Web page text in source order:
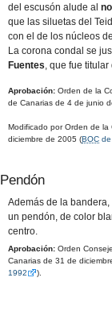
del escusón alude al
que las siluetas del
con el de los núcleos
La corona condal se
Fuentes, que fue
Aprobación: Orden de la
de Canarias de 4 de junio
Modificado por Orden de
diciembre de 2005 (BOC
Pendón
Además de la
un pendón, de color
centro.
Aprobación: Orden
Canarias de 31 de
1992
).